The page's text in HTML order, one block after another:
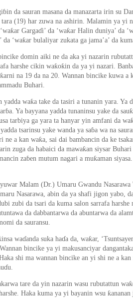
ɓin da sauran masana da manazarta irin su
tara (19) har zuwa na ashirin. Malamin ya yi
‘waƙar Gargaɗi’ da ‘waƙar Halin duniya’ da ‘
’ da ‘waƙar bulaliyar zukata ga jama’a’ da
domin aiki ne da aka yi nazarin
harshe cikin waƙoƙin da ya yi nazari.
ƙarni na 19 da na 20. Wannan bincike kuwa a
Buhari.
yadda waƙa take da tasiri a tunanin yara. Ya
ɓa. Ya bayyana yadda tunaninsu yake da sauƙ
tarbiya ga yara ta hanyar yin amfani da wa
tsarinsu yake wanda ya saɓa wa na
ne a kan waƙa, sai dai bambancin da ke
zuga da habaici da mawaƙan siysar
zaɓen mutum nagari a muƙaman
Malam (Dr.) Umaru Gwandu
Nasarawa, abin da ya shafi jigon yabo,
zubi da tsari da kuma salon sarrafa harshe
da dabbantarwa da abuntarwa da
da sauransu.
insa waɗanda suka haɗa da, waƙar, ‘
bincike ya yi makusanciyar
shi ma wannan bincike an yi shi ne a
ɗu.
tare da yin nazarin wasu rubutattun waƙ
Haka kuma ya yi bayanin wsu ƙ